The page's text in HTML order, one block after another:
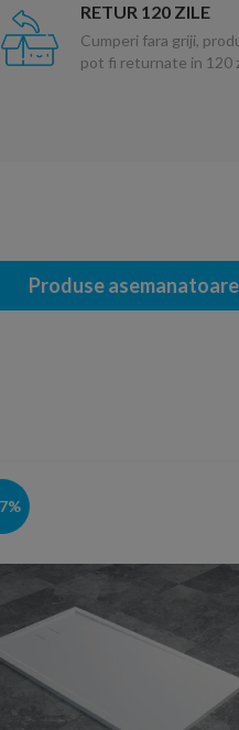
RETUR 120 ZILE
Cumperi fara griji,
pot fi returnate in 120
Produse asemanatoare